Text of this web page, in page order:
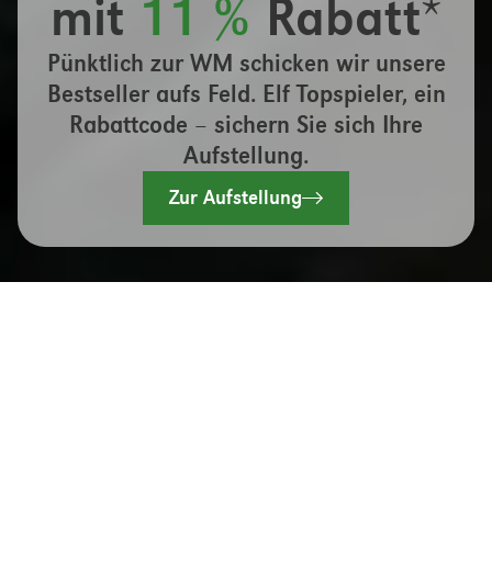
mit 11 % Rabatt*
Pünktlich zur WM schicken wir unsere
Bestseller aufs Feld. Elf Topspieler, ein
Rabattcode – sichern Sie sich Ihre
Aufstellung.
Zur Aufstellung